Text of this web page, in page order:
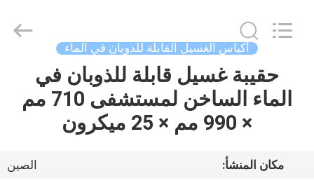
المنزل
المنتجات
حولنا
Macromolecule
Materials
أكياس الغسيل القابلة للذوبان في الماء
حقيبة غسيل قابلة للذوبان في
الماء الساخن لمستشفى 710 مم
× 990 مم × 25 ميكرون
مكان المنشأ:
الصين